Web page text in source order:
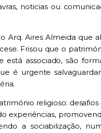
noticias ou
Aires Almeida que
Frisou que o
associado, são
é urgente
religioso:
experiências,
a sociabilização,